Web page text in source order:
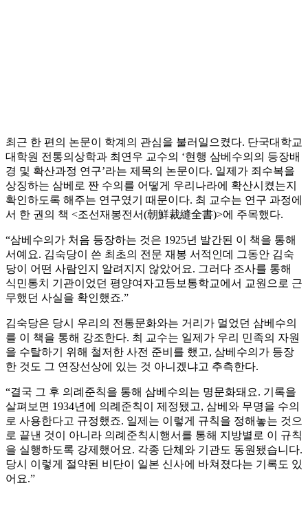
최근 한 편의 논문이 학계의 관심을 불러일으켰다. 단국대학교
대학원 전통의상학과 최연우 교수의 ‘현행 삼베수의의 등장배
경 및 확산과정 연구’라는 제목의 논문이다. 일제가 죄수복을
상징하는 삼베로 짠 수의를 어떻게 우리나라에 확산시켰는지
확인하도록 해주는 연구였기 때문이다. 최 교수는 연구 과정에
서 한 권의 책 <조선재봉전서(朝鮮裁縫全書)>에 주목했다.
“삼베수의가 처음 등장하는 것은 1925년 발간된 이 책을 통해
서예요. 김숙당이 쓴 최초의 전문 재봉 서적인데 그동안 김숙
당이 어떤 사람인지 알려지지 않았어요. 그러다 조사를 통해
식민통치 기관이었던 평양여자고등보통학교에서 교원으로 근
무했던 사실을 확인했죠.”
김숙당은 당시 우리의 전통문화와는 거리가 멀었던 삼베수의
를 이 책을 통해 강조한다. 최 교수는 일제가 우리 민족의 자원
을 수탈하기 위해 철저한 사전 준비를 했고, 삼베수의가 등장
한 것도 그 연장선상에 있는 것 아니겠냐고 추측한다.
“결국 그 후 의례준칙을 통해 삼베수의는 명문화돼요. 기록을
살펴보면 1934년에 의례준칙이 제정됐고, 삼베와 무명을 수의
로 사용한다고 규정했죠. 일제는 이렇게 규칙을 정해놓는 것으
로 끝낸 것이 아니라 의례준칙시행서를 통해 지방별로 이 규칙
을 실행하도록 강제했어요. 각종 단체와 기관도 동원됐습니다.
당시 이렇게 절약된 비단이 일본 신사에 바쳐졌다는 기록도 있
어요.”